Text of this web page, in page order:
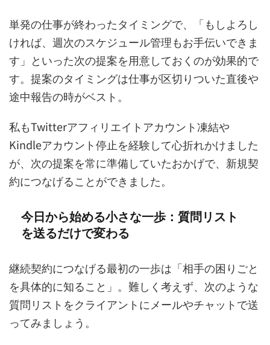
単発の仕事が終わったタイミングで、「もしよろし
ければ、週次のスケジュール管理もお手伝いできま
す」といった次の提案を用意しておくのが効果的で
す。提案のタイミングは仕事が区切りついた直後や
途中報告の時がベスト。
私もTwitterアフィリエイトアカウント凍結や
Kindleアカウント停止を経験して心折れかけました
が、次の提案を常に準備していたおかげで、新規契
約につなげることができました。
今日から始める小さな一歩：質問リスト
を送るだけで変わる
継続契約につなげる最初の一歩は「相手の困りごと
を具体的に知ること」。難しく考えず、次のような
質問リストをクライアントにメールやチャットで送
ってみましょう。